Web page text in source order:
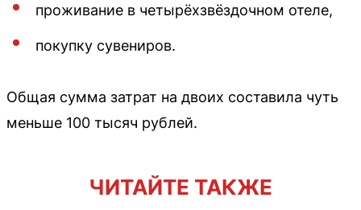
проживание в четырёхзвёздочном отеле,
покупку сувениров.
Общая сумма затрат на двоих составила чуть
меньше 100 тысяч рублей.
ЧИТАЙТЕ ТАКЖЕ